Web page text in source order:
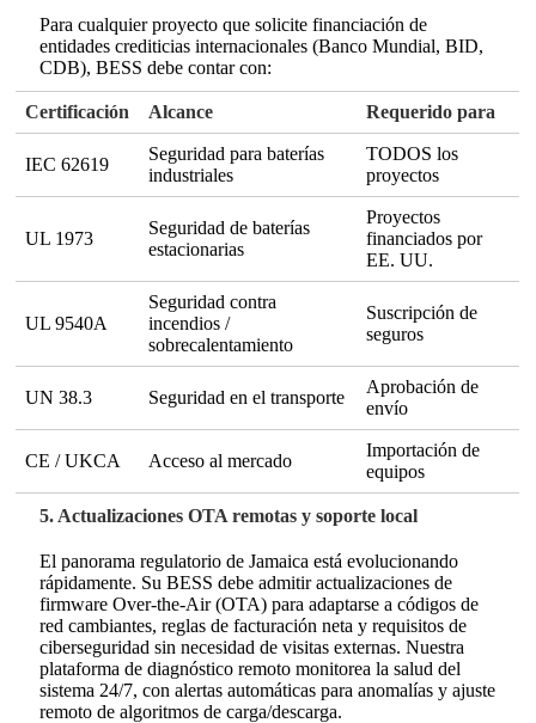
Para cualquier proyecto que solicite financiación de
entidades crediticias internacionales (Banco Mundial, BID,
CDB), BESS debe contar con:
Certificación Alcance Requerido para
IEC 62619
Seguridad para baterías
industriales
TODOS los
proyectos
UL 1973
Seguridad de baterías
estacionarias
Proyectos
financiados por
EE. UU.
UL 9540A
Seguridad contra
incendios /
sobrecalentamiento
Suscripción de
seguros
UN 38.3 Seguridad en el transporte
Aprobación de
envío
CE / UKCA Acceso al mercado
Importación de
equipos
5. Actualizaciones OTA remotas y soporte local
El panorama regulatorio de Jamaica está evolucionando
rápidamente. Su BESS debe admitir actualizaciones de
firmware Over-the-Air (OTA) para adaptarse a códigos de
red cambiantes, reglas de facturación neta y requisitos de
ciberseguridad sin necesidad de visitas externas. Nuestra
plataforma de diagnóstico remoto monitorea la salud del
sistema 24/7, con alertas automáticas para anomalías y ajuste
remoto de algoritmos de carga/descarga.